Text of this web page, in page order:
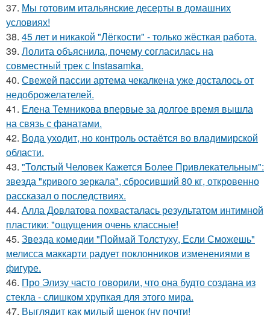
37. Мы готовим итальянские десерты в домашних
условиях!
38. 45 лет и никакой "Лёгкости" - только жёсткая работа.
39. Лолита объяснила, почему согласилась на
совместный трек с Instasamka.
40. Свежей пассии артема чекалкена уже досталось от
недоброжелателей.
41. Елена Темникова впервые за долгое время вышла
на связь с фанатами.
42. Вода уходит, но контроль остаётся во владимирской
области.
43. "Толстый Человек Кажется Более Привлекательным":
звезда "кривого зеркала", сбросивший 80 кг, откровенно
рассказал о последствиях.
44. Алла Довлатова похвасталась результатом интимной
пластики: "ощущения очень классные!
45. Звезда комедии "Поймай Толстуху, Если Сможешь"
мелисса маккарти радует поклонников изменениями в
фигуре.
46. Про Элизу часто говорили, что она будто создана из
стекла - слишком хрупкая для этого мира.
47. Выглядит как милый щенок (ну почти!